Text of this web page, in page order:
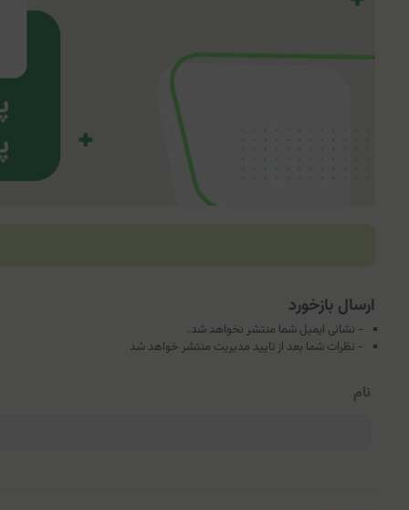
ارسال بازخورد
- نشانی ایمیل شما منتشر نخواهد شد.
- نظرات شما بعد از تایید مدیریت منتشر خواهد شد
نام